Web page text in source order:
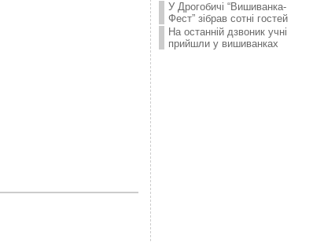
У Дрогобичі “Вишиванка-
Фест” зібрав сотні гостей
На останній дзвоник учні
прийшли у вишиванках